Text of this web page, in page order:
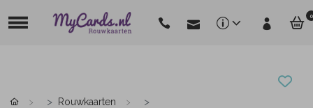
0
Rouwkaarten